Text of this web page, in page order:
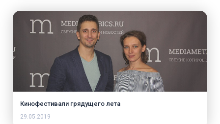
Кинофестивали грядущего лета
29.05.2019